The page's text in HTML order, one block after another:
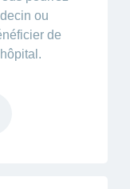
ou
de